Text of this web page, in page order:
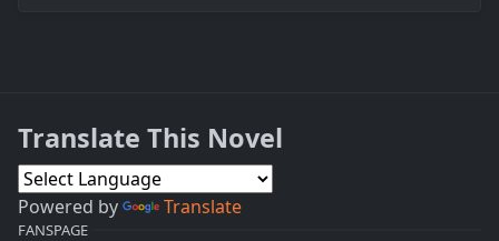
Translate This Novel
Powered by Translate
FANSPAGE